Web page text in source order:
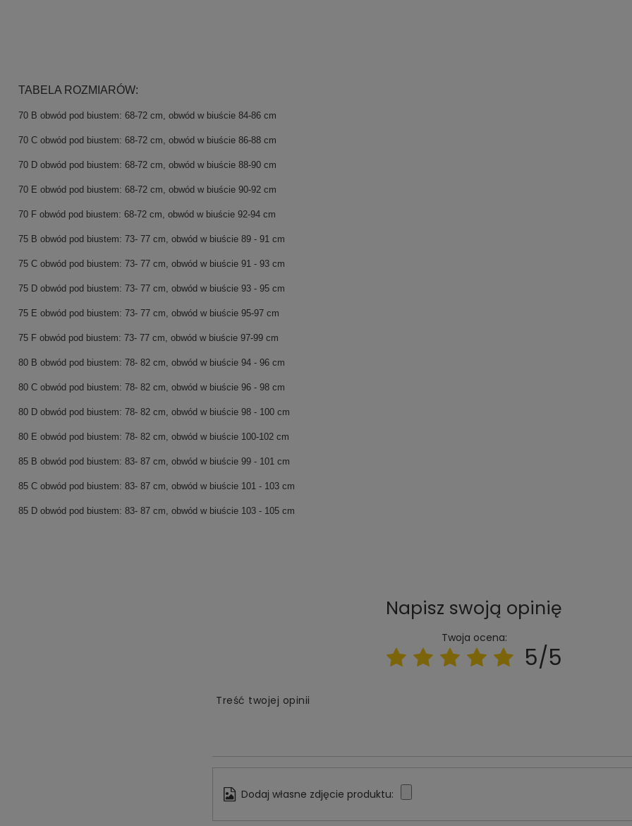
TABELA ROZMIARÓW:
70 B obwód pod biustem: 68-72 cm, obwód w biuście 84-86 cm
70 C obwód pod biustem: 68-72 cm, obwód w biuście 86-88 cm
70 D obwód pod biustem: 68-72 cm, obwód w biuście 88-90 cm
70 E obwód pod biustem: 68-72 cm, obwód w biuście 90-92 cm
70 F obwód pod biustem: 68-72 cm, obwód w biuście 92-94 cm
75 B obwód pod biustem: 73- 77 cm, obwód w biuście 89 - 91 cm
75 C obwód pod biustem: 73- 77 cm, obwód w biuście 91 - 93 cm
75 D obwód pod biustem: 73- 77 cm, obwód w biuście 93 - 95 cm
75 E obwód pod biustem: 73- 77 cm, obwód w biuście 95-97 cm
75 F obwód pod biustem: 73- 77 cm, obwód w biuście 97-99 cm
80 B obwód pod biustem: 78- 82 cm, obwód w biuście 94 - 96 cm
80 C obwód pod biustem: 78- 82 cm, obwód w biuście 96 - 98 cm
80 D obwód pod biustem: 78- 82 cm, obwód w biuście 98 - 100 cm
80 E obwód pod biustem: 78- 82 cm, obwód w biuście 100-102 cm
85 B obwód pod biustem: 83- 87 cm, obwód w biuście 99 - 101 cm
85 C obwód pod biustem: 83- 87 cm, obwód w biuście 101 - 103 cm
85 D obwód pod biustem: 83- 87 cm, obwód w biuście 103 - 105 cm
Napisz swoją opinię
Twoja ocena:
5/5
Treść twojej opinii
Dodaj własne zdjęcie produktu: